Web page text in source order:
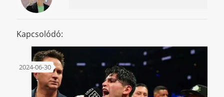
Kapcsolódó:
2024-06-30